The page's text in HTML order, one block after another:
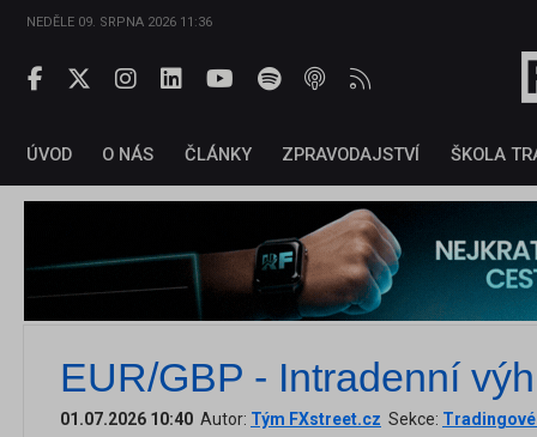
NEDĚLE 09. SRPNA 2026 11:36
ÚVOD O NÁS ČLÁNKY ZPRAVODAJSTVÍ ŠKOLA
EUR/GBP - Intradenní
01.07.2026 10:40 Autor: Tým FXstreet.cz Sekce: Tradingové